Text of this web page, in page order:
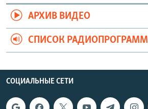
АРХИВ ВИДЕО
СПИСОК РАДИОПРОГРАММ
СОЦИАЛЬНЫЕ СЕТИ